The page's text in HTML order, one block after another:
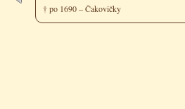
† po 1690 – Čakovičky